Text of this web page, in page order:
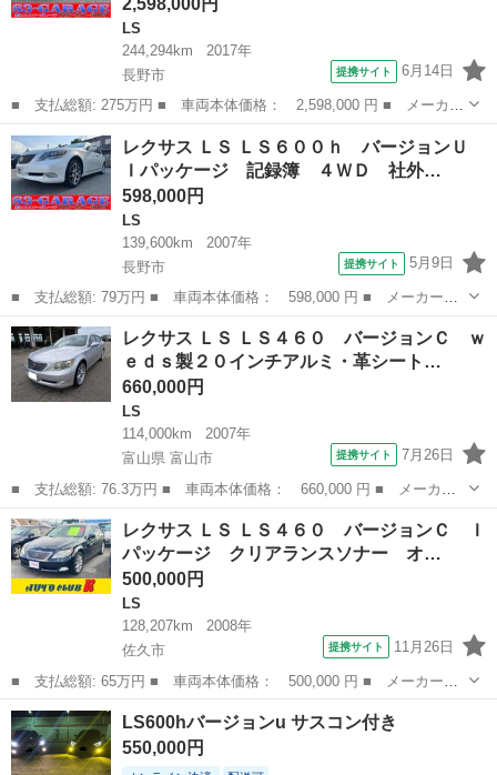
LS
244,294km
2017年
長野市
提携サイト 6月14日
■ 支払総額: 275万円 ■ 車両本体価格： 2,598,000 円 ■ メーカー
名： レクサス ■ 車種名： ＬＳ ■ グレード名： ＬＳ５００
ｈ Ｉパッケージ 記録簿 禁煙車 シートエアコン レーンアシス
ト オートラ...
長野 長野市 LS
レクサス ＬＳ ＬＳ６００ｈ バージョンＵ
Ｉパッケージ 記録簿 ４ＷＤ 社外…
598,000円
LS
139,600km
2007年
長野市
提携サイト 5月9日
■ 支払総額: 79万円 ■ 車両本体価格： 598,000 円 ■ メーカー
名： レクサス ■ 車種名： ＬＳ ■ グレード名： ＬＳ６００
ｈ バージョンＵ Ｉパッケージ 記録簿 ４ＷＤ 社外アルミ 純
正ナビ フルセグＴ...
長野 長野市 LS
レクサス ＬＳ ＬＳ４６０ バージョンＣ ｗ
ｅｄｓ製２０インチアルミ・革シート…
660,000円
LS
114,000km
2007年
富山県 富山市
提携サイト 7月26日
■ 支払総額: 76.3万円 ■ 車両本体価格： 660,000 円 ■ メーカー
名： レクサス ■ 車種名： ＬＳ ■ グレード名： ＬＳ４６０
バージョンＣ ｗｅｄｓ製２０インチアルミ・革シート・純正ナビ・
フルセグＴＶ...
富山 富山市 LS
レクサス ＬＳ ＬＳ４６０ バージョンＣ Ｉ
パッケージ クリアランスソナー オ…
500,000円
LS
128,207km
2008年
佐久市
提携サイト 11月26日
■ 支払総額: 65万円 ■ 車両本体価格： 500,000 円 ■ メーカー
名： レクサス ■ 車種名： ＬＳ ■ グレード名： ＬＳ４６０
バージョンＣ Ｉパッケージ クリアランスソナー オートクルーズ
コントロール バ...
長野 佐久市
LS600hバージョンu サスコン付き
550,000円